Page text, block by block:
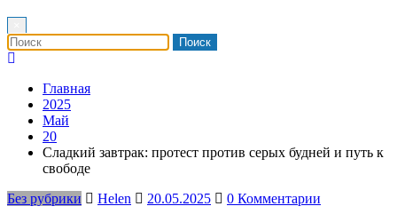
Главная
2025
Май
20
Сладкий завтрак: протест против серых будней и путь к
свободе
Без рубрики
Helen 20.05.2025 0 Комментарии